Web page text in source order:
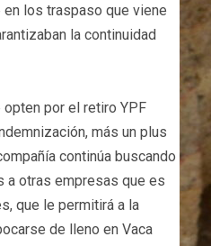
los traspaso que viene
la continuidad
por el retiro YPF
más un plus
continúa buscando
a otras empresas que es
que le permitirá a la
de lleno en Vaca